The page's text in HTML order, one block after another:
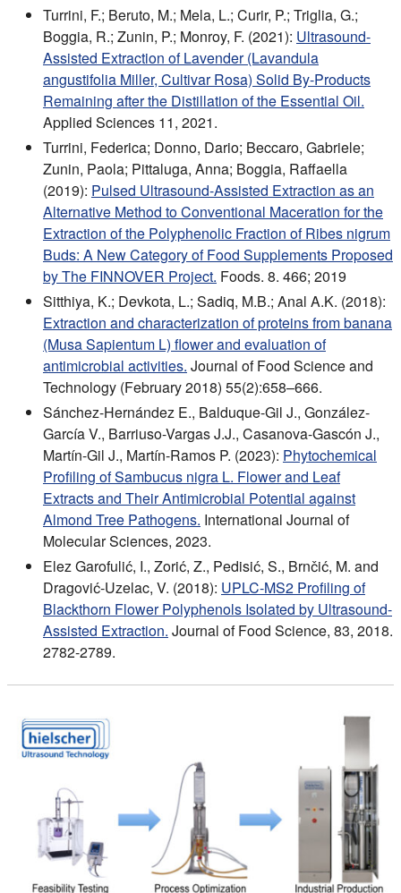
Turrini, F.; Beruto, M.; Mela, L.; Curir, P.; Triglia, G.;
Boggia, R.; Zunin, P.; Monroy, F. (2021): Ultrasound-
Assisted Extraction of Lavender (Lavandula
angustifolia Miller, Cultivar Rosa) Solid By-Products
Remaining after the Distillation of the Essential Oil.
Applied Sciences 11, 2021.
Turrini, Federica; Donno, Dario; Beccaro, Gabriele;
Zunin, Paola; Pittaluga, Anna; Boggia, Raffaella
(2019): Pulsed Ultrasound-Assisted Extraction as an
Alternative Method to Conventional Maceration for the
Extraction of the Polyphenolic Fraction of Ribes nigrum
Buds: A New Category of Food Supplements Proposed
by The FINNOVER Project. Foods. 8. 466; 2019
Sitthiya, K.; Devkota, L.; Sadiq, M.B.; Anal A.K. (2018):
Extraction and characterization of proteins from banana
(Musa Sapientum L) flower and evaluation of
antimicrobial activities. Journal of Food Science and
Technology (February 2018) 55(2):658–666.
Sánchez-Hernández E., Balduque-Gil J., González-
García V., Barriuso-Vargas J.J., Casanova-Gascón J.,
Martín-Gil J., Martín-Ramos P. (2023): Phytochemical
Profiling of Sambucus nigra L. Flower and Leaf
Extracts and Their Antimicrobial Potential against
Almond Tree Pathogens. International Journal of
Molecular Sciences, 2023.
Elez Garofulić, I., Zorić, Z., Pedisić, S., Brnčić, M. and
Dragović-Uzelac, V. (2018): UPLC-MS2 Profiling of
Blackthorn Flower Polyphenols Isolated by Ultrasound-
Assisted Extraction. Journal of Food Science, 83, 2018.
2782-2789.